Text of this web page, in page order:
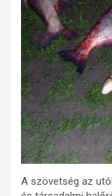
A szövetség az